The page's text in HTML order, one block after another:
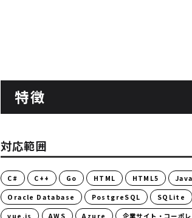
特徴
対応範囲
C# C++ Go HTML HTML5 Java
Oracle Database PostgreSQL SQLite
vue.js AWS Azure 企業サイト・コーポ